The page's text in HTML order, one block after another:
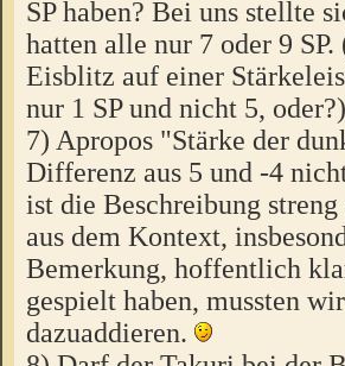
SP haben? Bei uns stellte
hatten alle nur 7 oder 9
Eisblitz auf einer
nur 1 SP und nicht 5, oder?)
7) Apropos "Stärke der
Differenz aus 5 und -4
ist die Beschreibung
aus dem Kontext,
Bemerkung, hoffentlich
gespielt haben, mussten
dazuaddieren.